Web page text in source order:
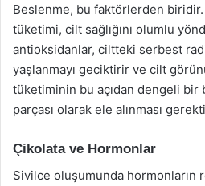
Beslenme, bu faktörlerden
tüketimi, cilt sağlığını olumlu
antioksidanlar, ciltteki serbest
yaşlanmayı geciktirir ve cilt
tüketiminin bu açıdan dengeli bir
parçası olarak ele alınması
Çikolata ve Hormonlar
Sivilce oluşumunda hormonların